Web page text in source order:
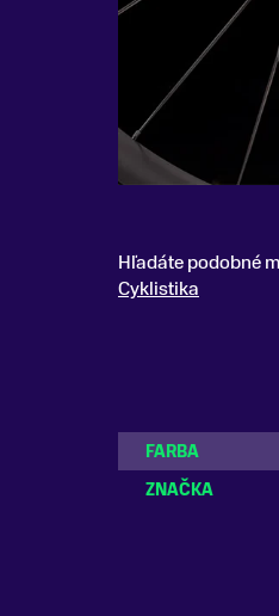
Hľadáte podobné
Cyklistika
FARBA
ZNAČKA